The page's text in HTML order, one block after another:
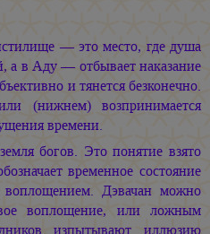
— это место, где душа
а в Аду — отбывает наказание
и тянется безконечно.
(нижнем) возпринимается
времени.
богов. Это понятие взято
временное состояние
Дэвачан можно
воплощение, или ложным
изпытывают иллюзию